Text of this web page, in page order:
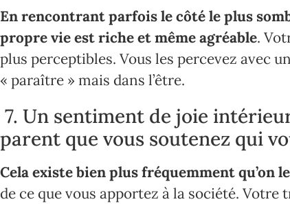
En rencontrant parfois le côté le plus
propre vie est riche et même agréable.
plus perceptibles. Vous les percevez avec
« paraître » mais dans l’être.
7. Un sentiment de joie
parent que vous soutenez qui
Cela existe bien plus fréquemment qu’on
de ce que vous apportez à la société. Votre